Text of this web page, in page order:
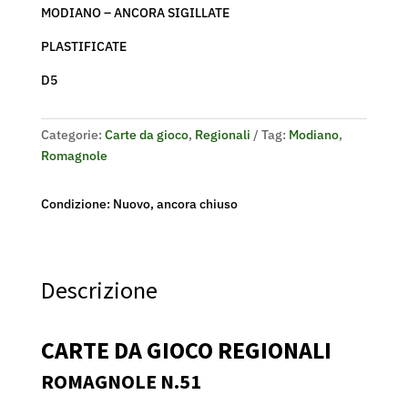
MODIANO – ANCORA SIGILLATE
PLASTIFICATE
D5
Categorie: Carte da gioco, Regionali Tag: Modiano,
Romagnole
Condizione: Nuovo, ancora chiuso
Descrizione
CARTE DA GIOCO REGIONALI
ROMAGNOLE N.51